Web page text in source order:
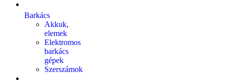
Barkács
Akkuk,
elemek
Elektromos
barkács
gépek
Szerszámok